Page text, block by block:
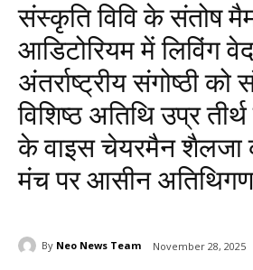
संस्कृति विवि के संतोष
आडिटोरियम में लिविंग
अंतर्राष्ट्रीय संगोष्ठी
विशिष्ठ अतिथि उप्र
के वाइस चेयरमैन शैलजा
मंच पर आसीन
By Neo News Team November 28, 2025